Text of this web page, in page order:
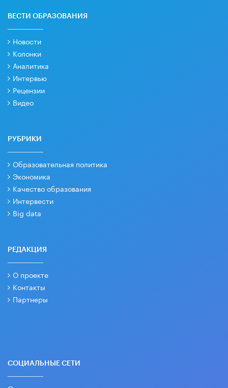
ВЕСТИ ОБРАЗОВАНИЯ
Новости
Колонки
Аналитика
Интервью
Рецензии
Видео
РУБРИКИ
Образовательная политика
Экономика
Качество образования
Интервести
Big data
РЕДАКЦИЯ
О проекте
Контакты
Партнеры
СОЦИАЛЬНЫЕ СЕТИ